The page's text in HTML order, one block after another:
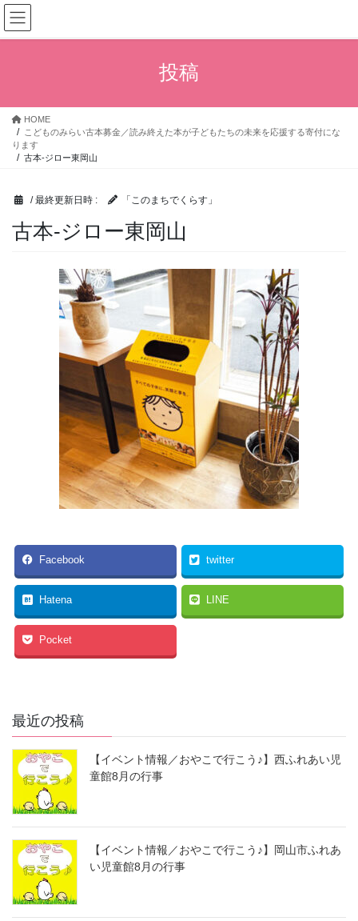
コ
ン
テ
ス
ナ
ビ
ゲ
ン
投稿
HOME
こどものみらい古本募金／読み終えた本が子どもたちの未来を応援する寄付にな
ります
古本-ジロー東岡山
/ 最終更新日時 : 「このまちでくらす」
古本-ジロー東岡山
Facebook twitter
Hatena LINE
Pocket
最近の投稿
【イベント情報／おやこで行こう♪】西ふれあい児
童館8月の行事
【イベント情報／おやこで行こう♪】岡山市ふれあ
い児童館8月の行事